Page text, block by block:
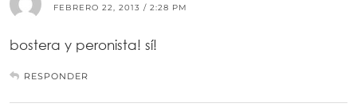
FEBRERO 22, 2013 / 2:28 PM
bostera y peronista! sí!
RESPONDER